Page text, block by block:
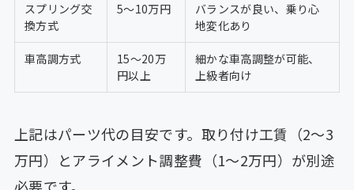
スプリング交
換方式
5〜10万円
バランスが良い、乗り心
地変化あり
車高調方式
15〜20万
円以上
細かな車高調整が可能、
上級者向け
上記はパーツ代の目安です。取り付け工賃（2〜3
万円）とアライメント調整費（1〜2万円）が別途